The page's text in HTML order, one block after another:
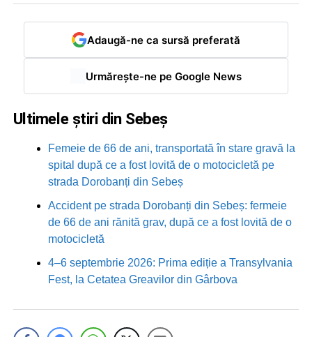
Adaugă-ne ca sursă preferată
Urmărește-ne pe Google News
Ultimele știri din Sebeș
Femeie de 66 de ani, transportată în stare gravă la
spital după ce a fost lovită de o motocicletă pe
strada Dorobanți din Sebeș
Accident pe strada Dorobanți din Sebeș: fermeie
de 66 de ani rănită grav, după ce a fost lovită de o
motocicletă
4–6 septembrie 2026: Prima ediție a Transylvania
Fest, la Cetatea Greavilor din Gârbova